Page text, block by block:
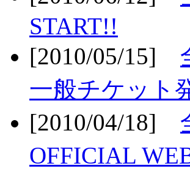
START!!
[2010/05/15]
一般チケット
[2010/04/18]
OFFICIAL